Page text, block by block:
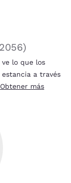
2056)
ve lo que los
a través
Obtener más